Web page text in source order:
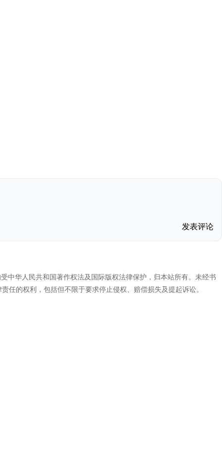
发表评论
华人民共和国著作权法及国际版权法律保护，归本站所有。未经书
任的权利，包括但不限于要求停止侵权、赔偿损失及提起诉讼。